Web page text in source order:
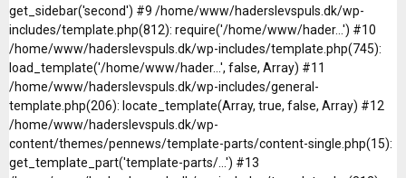
get_sidebar('second') #9 /home/www/haderslevspuls.dk/wp-
includes/template.php(812): require('/home/www/hader...') #10
/home/www/haderslevspuls.dk/wp-includes/template.php(745):
load_template('/home/www/hader...', false, Array) #11
/home/www/haderslevspuls.dk/wp-includes/general-
template.php(206): locate_template(Array, true, false, Array) #12
/home/www/haderslevspuls.dk/wp-
content/themes/pennews/template-parts/content-single.php(15):
get_template_part('template-parts/...') #13